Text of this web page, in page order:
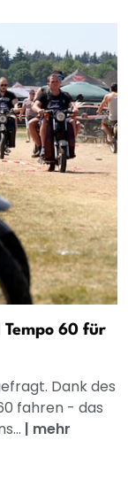
60 für
Dank des
fahren - das
| mehr